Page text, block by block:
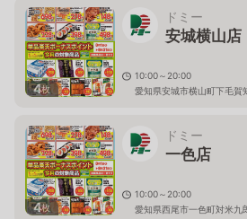
4枚
ドミー
安城横山店
10:00～20:00
愛知県安城市横山町下毛賀
4枚
ドミー
一色店
10:00～20:00
愛知県西尾市一色町対米九